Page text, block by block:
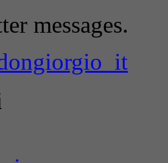
messages.